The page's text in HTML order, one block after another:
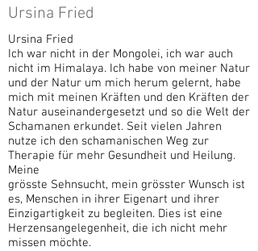
Ursina Fried
Ursina Fried
Ich war nicht in der Mongolei, ich war auch
nicht im Himalaya. Ich habe von meiner Natur
und der Natur um mich herum gelernt, habe
mich mit meinen Kräften und den Kräften der
Natur auseinandergesetzt und so die Welt der
Schamanen erkundet. Seit vielen Jahren
nutze ich den schamanischen Weg zur
Therapie für mehr Gesundheit und Heilung.
Meine
grösste Sehnsucht, mein grösster Wunsch ist
es, Menschen in ihrer Eigenart und ihrer
Einzigartigkeit zu begleiten. Dies ist eine
Herzensangelegenheit, die ich nicht mehr
missen möchte.